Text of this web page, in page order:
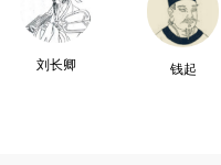
刘长卿 钱起